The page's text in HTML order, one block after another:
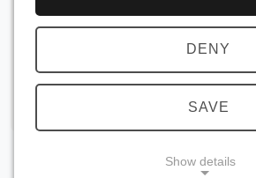
DENY
SAVE
Show details